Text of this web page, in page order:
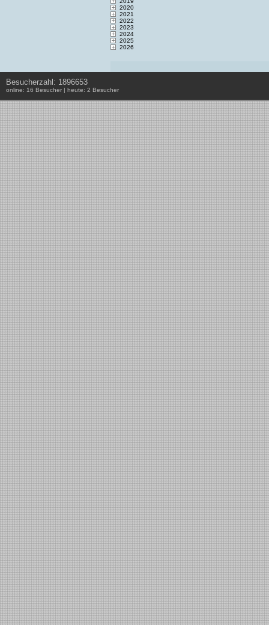
2020
2021
2022
2023
2024
2025
2026
Besucherzahl: 1896653
online: 16 Besucher | heute: 2 Besucher